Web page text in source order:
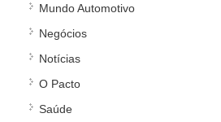
Mundo Automotivo
Negócios
Notícias
O Pacto
Saúde